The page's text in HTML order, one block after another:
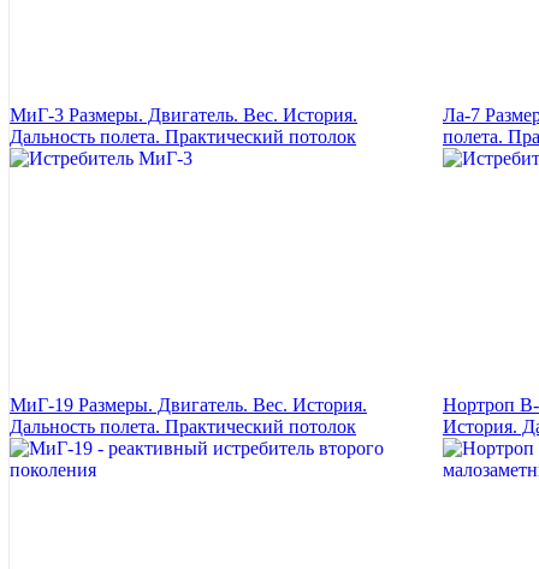
МиГ-3 Размеры. Двигатель. Вес. История.
Дальность полета. Практический потолок
Ла-7
полета.
МиГ-19 Размеры. Двигатель. Вес. История.
Дальность полета. Практический потолок
Нортроп
История.